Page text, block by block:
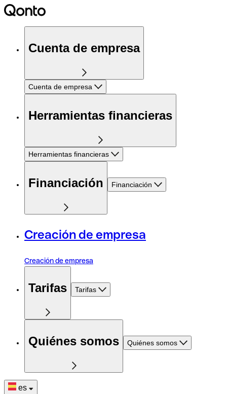
Cuenta de empresa
Cuenta de empresa
Herramientas financieras
Herramientas financieras
Financiación Financiación
Creación de empresa
Creación de empresa
Tarifas Tarifas
Quiénes somos Quiénes somos
es